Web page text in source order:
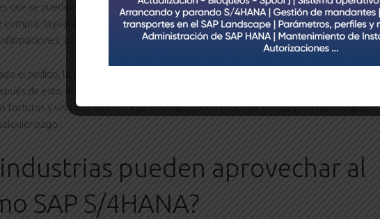
que se pueden perfeccionar según los requisitos de su negocio. Una vez aprobadas
compra, la plataforma ayuda a enviarlas al proveedor, quien es revisado para
notificaciones de envío, recibos y facturas necesarias.
el pedido, la plataforma ayuda a realizar un seguimiento de los recibos y entregas
de esto, el software de adquisición a pago puede finalmente verificar la
facturas y verificar si la entrega se alinea con la orden de compra y la factura antes
pago.
pueden aprovechar al
SAP S/4HANA?